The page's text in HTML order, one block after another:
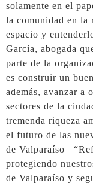
solamente en el
la comunidad en la
espacio y
García, abogada
parte de la
es construir un
además, avanzar a
sectores de la
tremenda riqueza
el futuro de las
de Valparaíso
protegiendo
de Valparaíso y